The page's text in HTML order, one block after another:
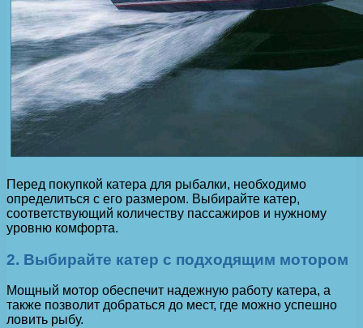
Перед покупкой катера для рыбалки, необходимо
определиться с его размером. Выбирайте катер,
соответствующий количеству пассажиров и нужному
уровню комфорта.
2. Выбирайте катер с подходящим мотором
Мощный мотор обеспечит надежную работу катера, а
также позволит добраться до мест, где можно успешно
ловить рыбу.